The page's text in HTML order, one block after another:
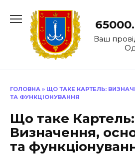
до
Ваш
ГОЛОВНА » ЩО ТАКЕ КАРТЕЛЬ:
ТА ФУНКЦІОНУВАННЯ
Що таке Картель:
Визначення,
та